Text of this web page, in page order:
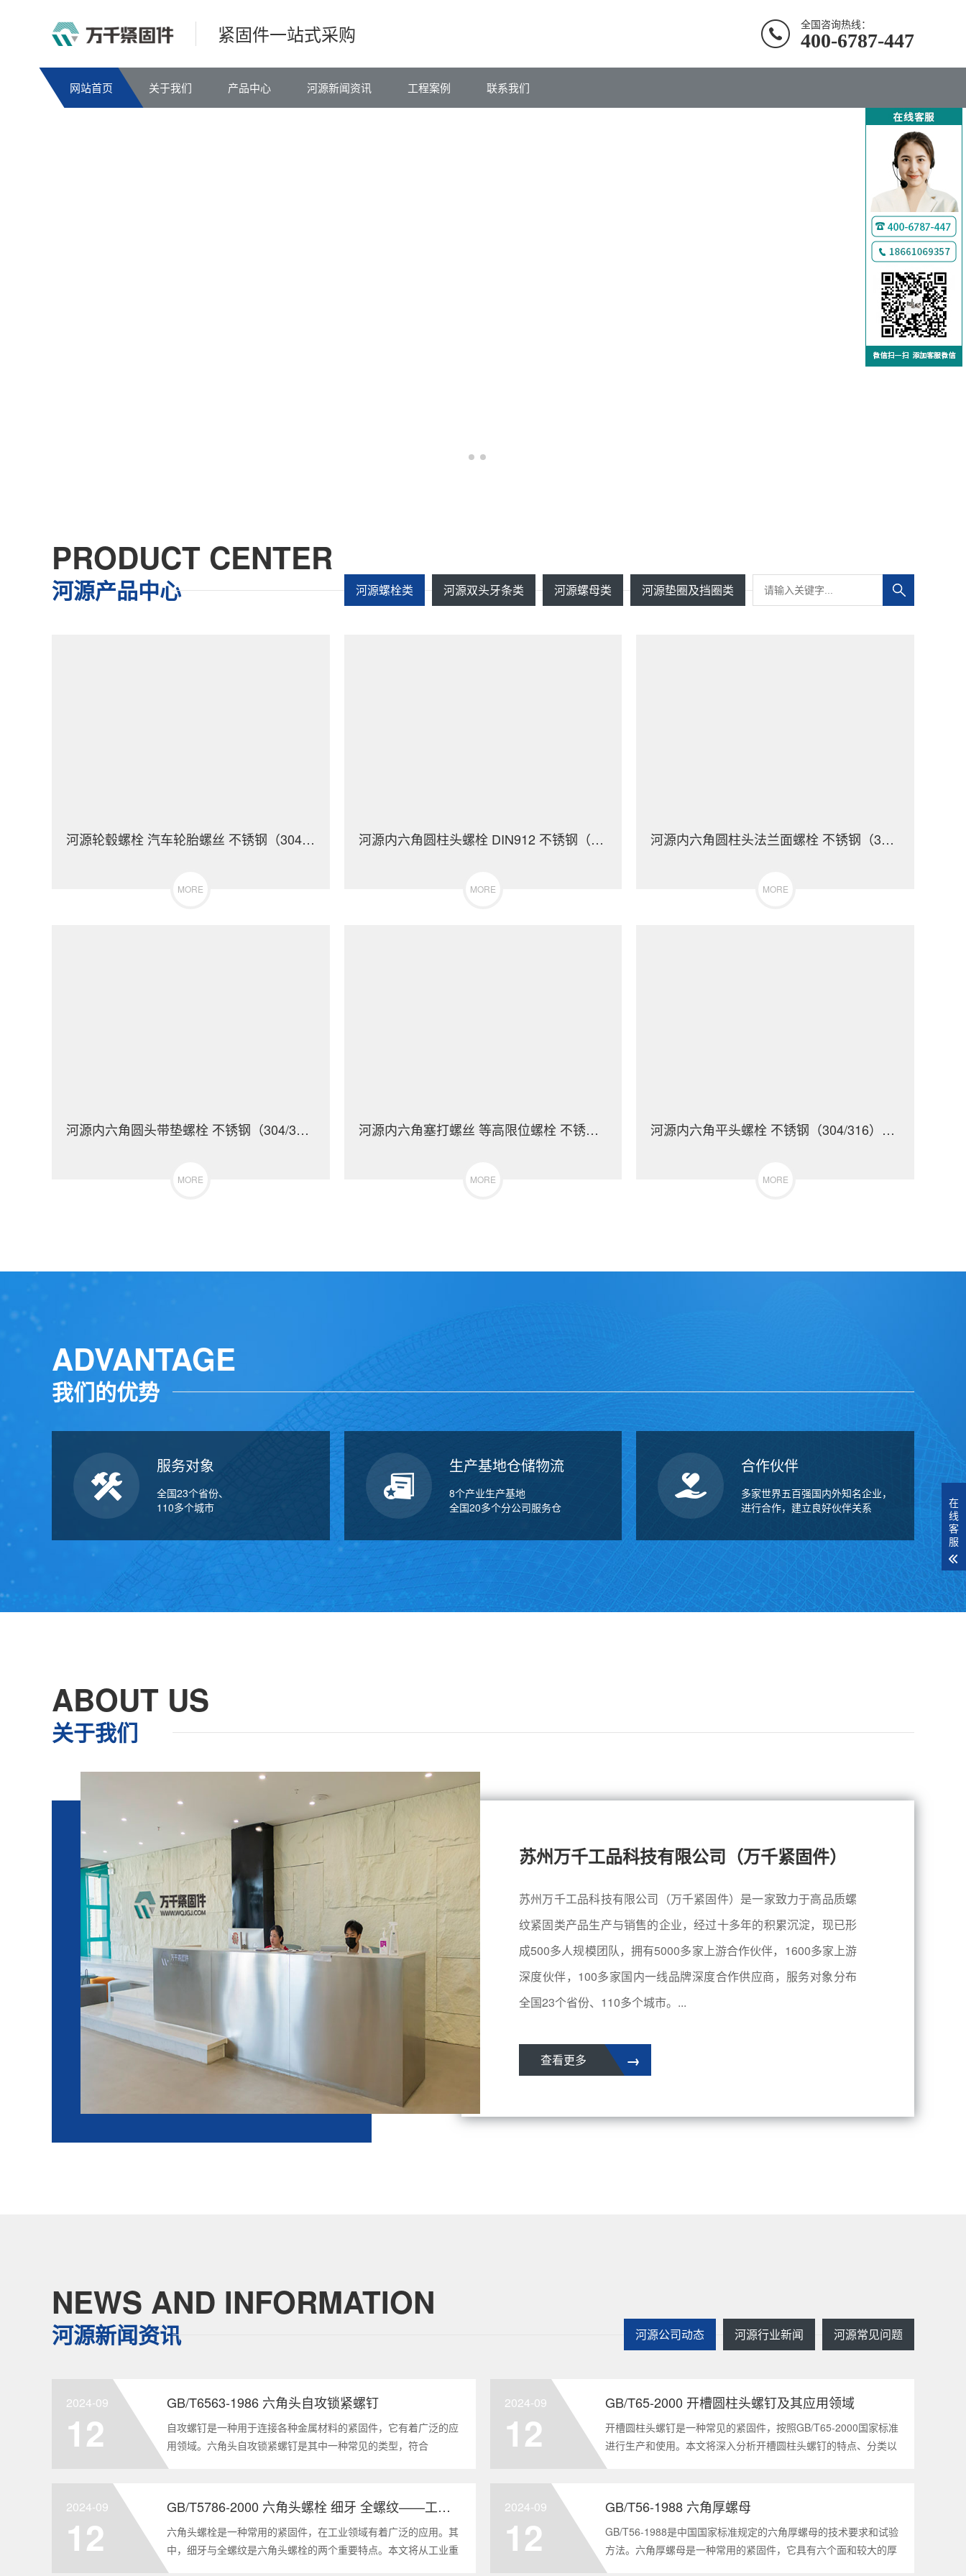
紧固件一站式采购 全国咨询热线：
400-6787-447
网站首页 关于我们 产品中心 河源新闻资讯 工程案例 联系我们
PRODUCT CENTER
河源产品中心 河源螺栓类 河源双头牙条类 河源螺母类 河源垫圈及挡圈类
河源轮毂螺栓 汽车轮胎螺丝 不锈钢（304/316）碳钢 合金钢
MORE
河源内六角圆柱头螺栓 DIN912 不锈钢（304/316）碳钢 合金钢
MORE
河源内六角圆柱头法兰面螺栓 不锈钢（304/316）碳钢 合金钢
MORE
河源内六角圆头带垫螺栓 不锈钢（304/316）碳钢 合金钢
MORE
河源内六角塞打螺丝 等高限位螺栓 不锈钢（304/316）碳钢 合金钢
MORE
河源内六角平头螺栓 不锈钢（304/316）碳钢 合金钢
MORE
ADVANTAGE
我们的优势
服务对象
全国23个省份、
110多个城市
生产基地仓储物流
8个产业生产基地
全国20多个分公司服务仓
合作伙伴
多家世界五百强国内外知名企业，
进行合作，建立良好伙伴关系
ABOUT US
关于我们
苏州万千工品科技有限公司（万千紧固件）
苏州万千工品科技有限公司（万千紧固件）是一家致力于高品质螺
纹紧固类产品生产与销售的企业，经过十多年的积累沉淀，现已形
成500多人规模团队，拥有5000多家上游合作伙伴，1600多家上游
深度伙伴，100多家国内一线品牌深度合作供应商，服务对象分布
全国23个省份、110多个城市。...
→
查看更多
NEWS AND INFORMATION
河源新闻资讯 河源公司动态 河源行业新闻 河源常见问题
2024-09
12
GB/T6563-1986 六角头自攻锁紧螺钉
自攻螺钉是一种用于连接各种金属材料的紧固件，它有着广泛的应
用领域。六角头自攻锁紧螺钉是其中一种常见的类型，符合
GB/T6563-1986标准。本文将深度分析这种螺钉的特点、应用以及
2024-09
12
GB/T65-2000 开槽圆柱头螺钉及其应用领域
开槽圆柱头螺钉是一种常见的紧固件，按照GB/T65-2000国家标准
进行生产和使用。本文将深入分析开槽圆柱头螺钉的特点、分类以
及应用领域，帮助读者更好地了解和应用该种螺钉。什么是
2024-09
12
GB/T5786-2000 六角头螺栓 细牙 全螺纹——工业重要性和特点
六角头螺栓是一种常用的紧固件，在工业领域有着广泛的应用。其
中，细牙与全螺纹是六角头螺栓的两个重要特点。本文将从工业重
要性和特点两个方面，对GB/T5786-2000标准下的六角头螺栓 细
2024-09
12
GB/T56-1988 六角厚螺母
GB/T56-1988是中国国家标准规定的六角厚螺母的技术要求和试验
方法。六角厚螺母是一种常用的紧固件，它具有六个面和较大的厚
度。它通常用于需要更大的力矩和耐久性的紧固装配。六角厚螺母
在
线
客
服
千
品